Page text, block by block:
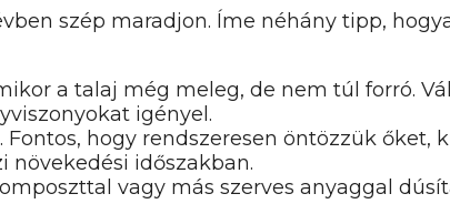
szép maradjon. Íme néhány tipp,
a talaj még meleg, de nem túl forró.
igényel.
hogy rendszeresen öntözzük őket,
növekedési időszakban.
vagy más szerves anyaggal